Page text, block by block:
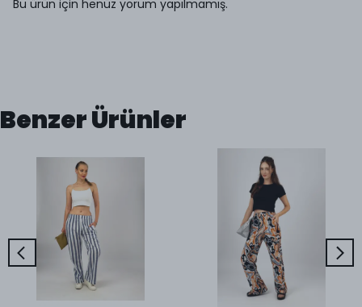
Bu ürün için henüz yorum yapılmamış.
Benzer Ürünler